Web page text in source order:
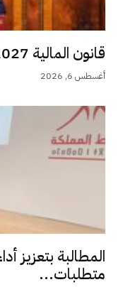
قانون المالية 2027: أخنوش يبقي على دعم...
أغسطس 6, 2026
المطالبة بتعزيز
متطلبات...